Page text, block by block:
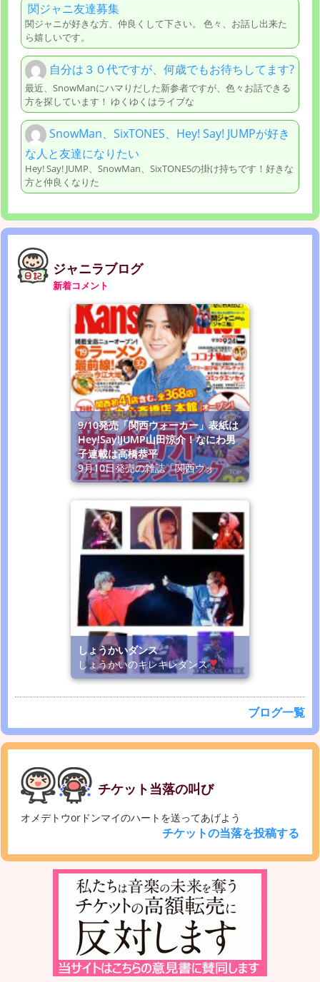
関ジャニ友達募集
関ジャニが好きな方、仲良くして下さい。 色々、お話し出来た
ら嬉しいです。
自分は３０代ですが、何歳でもお待ちしてます?
最近、SnowManにハマりだした新参者ですが、色々お話できる
方を探しています！ ゆくゆくはライブな
SnowMan、SixTONES、Hey! Say! JUMPが好き
な人と友達になりたい
Hey! Say! JUMP、SnowMan、SixTONESの掛け持ちです！好きな
方と仲良くなりた
ジャニラブログ
新着コメント
9/10発売「関西ウォーカー」表紙は
Hey!Say!JUMP山田涼介！なにわ男
子連載は高橋恭平
9月10日発売の雑誌「関西ウォ
しょうかいダンス
しょうかいのキレキレダンス
ブログ一覧
チケット当落の叫び
オメデトウorドンマイのハートを送ってあげよう
チケットの当落を投稿する